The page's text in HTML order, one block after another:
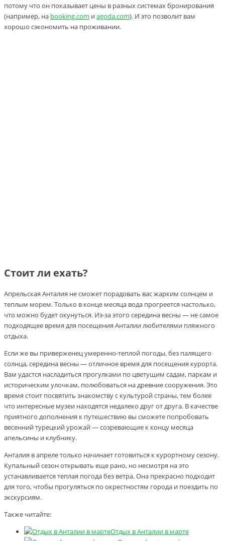
потому что он показывает цены в разных системах бронирования
(например, на booking.com иagoda.com). И это позволит вам
хорошо сэкономить на проживании.
Стоит ли ехать?
Апрельская Анталия не сможет порадовать вас жарким солнцем и
теплым морем. Только в конце месяца вода прогреется настолько,
что можно будет окунуться. Из-за этого середина весны — не самое
подходящее время для посещения Анталии любителями пляжного
отдыха.
Если же вы приверженец умеренно-теплой погоды, без палящего
солнца, середина весны — отличное время для посещения курорта.
Вам удастся насладиться прогулками по цветущим садам, паркам и
историческим улочкам, полюбоваться на древние сооружения. Это
время стоит посвятить знакомству с культурой страны, тем более
что интересные музеи находятся недалеко друг от друга. В качестве
приятного дополнения к путешествию вы сможете попробовать
весенний турецкий урожай — созревающие к концу месяца
апельсины и клубнику.
Анталия в апреле только начинает готовиться к курортному сезону.
Купальный сезон открывать еще рано, но несмотря на это
устанавливается теплая погода без ветра. Она прекрасно подходит
для того, чтобы прогуляться по окрестностям города и поездить по
экскурсиям.
Также читайте:
Отдых в Анталии в марте